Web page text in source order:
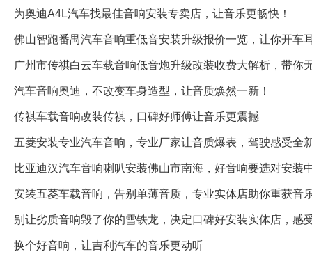
为奥迪A4L汽车找最佳音响安装专卖店，让音乐更畅快！
佛山智跑番禺汽车音响重低音安装升级报价一览，让你开车
广州市传祺白云车载音响低音炮升级改装收费大解析，带你
汽车音响奥迪，不改变车身造型，让音质焕然一新！
传祺车载音响改装传祺，口碑好师傅让音乐更震撼
五菱安装专业汽车音响，专业厂家让音质爆表，驾驶感受全
比亚迪汉汽车音响喇叭安装佛山市南海，好音响要选对安装
安装五菱车载音响，告别单薄音质，专业实体店助你重获音
别让劣质音响毁了你的雪铁龙，决定口碑好安装实体店，感
换个好音响，让吉利汽车的音乐更动听